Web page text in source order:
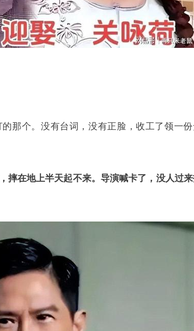
那个。没有台词，没有正脸，收工了领一
摔在地上半天起不来。导演喊卡了，没人过